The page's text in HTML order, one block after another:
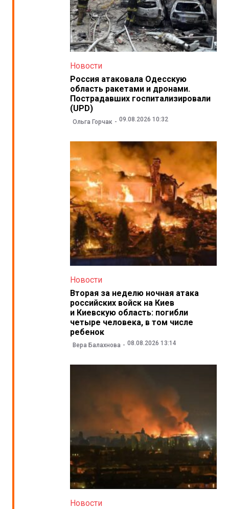
Новости
Россия атаковала Одесскую
область ракетами и дронами.
Пострадавших госпитализировали
(UPD)
Ольга Горчак 09.08.2026 10:32
Новости
Вторая за неделю ночная атака
российских войск на Киев
и Киевскую область: погибли
четыре человека, в том числе
ребенок
Вера Балахнова 08.08.2026 13:14
Новости